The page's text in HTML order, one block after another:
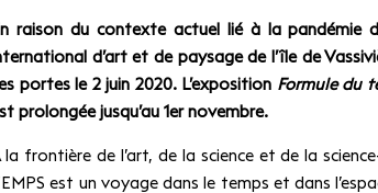
raison du contexte actuel lié à la pandémie
d’art et de paysage de l’île de
portes le 2 juin 2020. L’exposition Formule du
prolongée jusqu’au 1er novembre.
la frontière de l’art, de la science et de la
est un voyage dans le temps et dans